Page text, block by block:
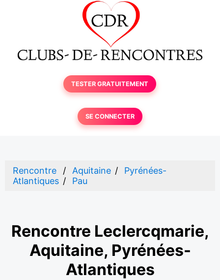
TESTER GRATUITEMENT
SE CONNECTER
Rencontre Aquitaine
Pyrénées-
Atlantiques
Pau
Rencontre Leclercqmarie,
Aquitaine, Pyrénées-
Atlantiques